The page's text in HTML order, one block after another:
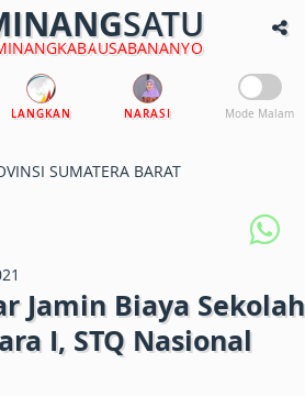
SATU
LANGKAN NARASI Mode Malam
SUMATERA BARAT
Jamin Biaya Sekolah
I, STQ Nasional